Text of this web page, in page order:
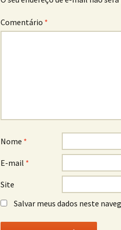
Comentário *
Nome *
E-mail *
Site
Salvar meus dados neste